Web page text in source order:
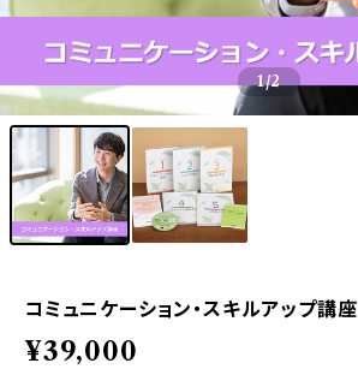
1/2
コミュニケーション・スキルアップ講座
¥39,000